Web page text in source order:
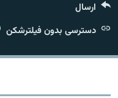
ارسال
دسترسی بدون فیلترشکن